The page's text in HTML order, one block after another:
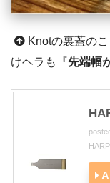
Knotの裏蓋の
けヘラも『先端幅
HARP